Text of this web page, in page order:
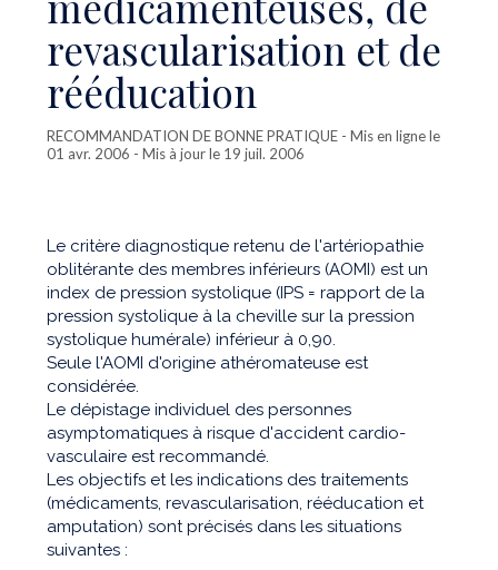
revascularisation et de
rééducation
RECOMMANDATION DE BONNE PRATIQUE - Mis en ligne le
01 avr. 2006 - Mis à jour le 19 juil. 2006
Le critère diagnostique retenu de l'artériopathie
oblitérante des membres inférieurs (AOMI) est un
index de pression systolique (IPS = rapport de la
pression systolique à la cheville sur la pression
systolique humérale) inférieur à 0,90.
Seule l'AOMI d'origine athéromateuse est
considérée.
Le dépistage individuel des personnes
asymptomatiques à risque d'accident cardio-
vasculaire est recommandé.
Les objectifs et les indications des traitements
(médicaments, revascularisation, rééducation et
amputation) sont précisés dans les situations
suivantes :